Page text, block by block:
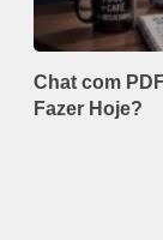
Chat com
Fazer Hoje?